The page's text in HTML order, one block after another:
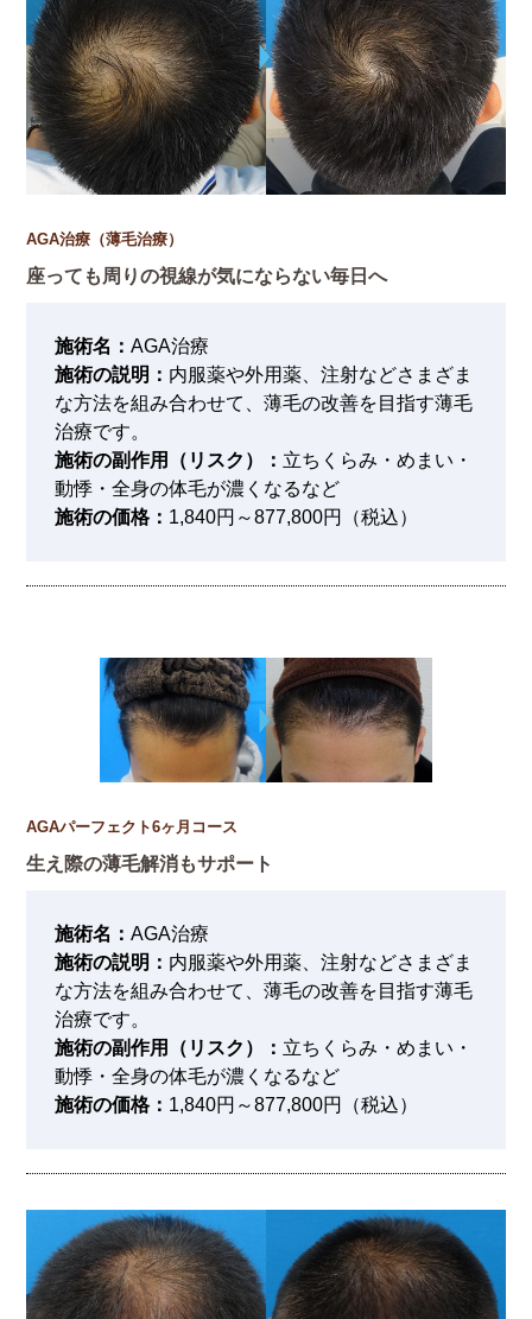
AGA治療（薄毛治療）
座っても周りの視線が気にならない毎日へ
施術名：AGA治療
施術の説明： 内服薬や外用薬、注射などさまざま
な方法を組み合わせて、薄毛の改善を目指す薄毛
治療です。
施術の副作用（リスク）： 立ちくらみ・めまい・
動悸・全身の体毛が濃くなるなど
施術の価格： 1,840円～877,800円（税込）
AGAパーフェクト6ヶ月コース
生え際の薄毛解消もサポート
施術名：AGA治療
施術の説明： 内服薬や外用薬、注射などさまざま
な方法を組み合わせて、薄毛の改善を目指す薄毛
治療です。
施術の副作用（リスク）： 立ちくらみ・めまい・
動悸・全身の体毛が濃くなるなど
施術の価格： 1,840円～877,800円（税込）